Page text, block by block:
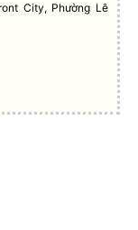
City, Phường Lê